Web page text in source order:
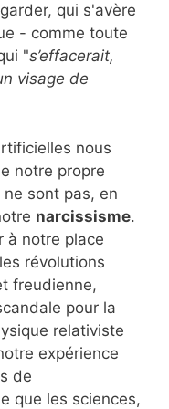
qui s'avère
- comme toute
"s’effacerait,
visage de
nous
notre propre
sont pas, en
narcissisme.
à notre place
révolutions
freudienne,
pour la
relativiste
expérience
de
que les sciences,